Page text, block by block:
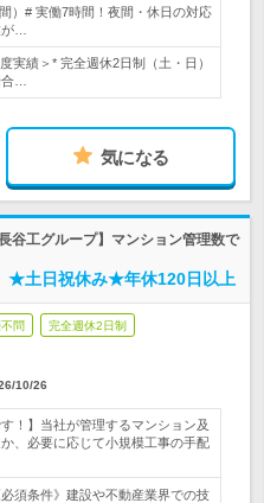
）# 実働7時間！夜間・休日の対応
…
実績＞* 完全週休2日制（土・日）
…
気になる
谷工グループ】マンション管理数で
★土日祝休み★年休120日以上
問 完全週休2日制
10/26
！】当社が管理するマンション及
、必要に応じて小規模工事の手配
須条件》建設や不動産業界での技